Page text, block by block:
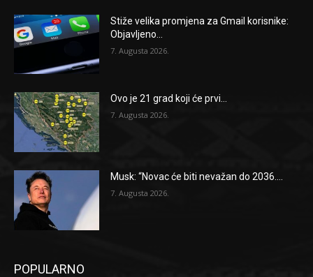
Stiže velika promjena za Gmail korisnike:
Objavljeno...
7. Augusta 2026.
Ovo je 21 grad koji će prvi...
7. Augusta 2026.
Musk: “Novac će biti nevažan do 2036....
7. Augusta 2026.
POPULARNO